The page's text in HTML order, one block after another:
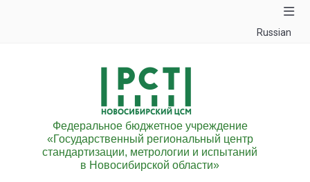
Russian
Федеральное бюджетное учреждение
«Государственный региональный центр
стандартизации, метрологии и испытаний
в Новосибирской области»